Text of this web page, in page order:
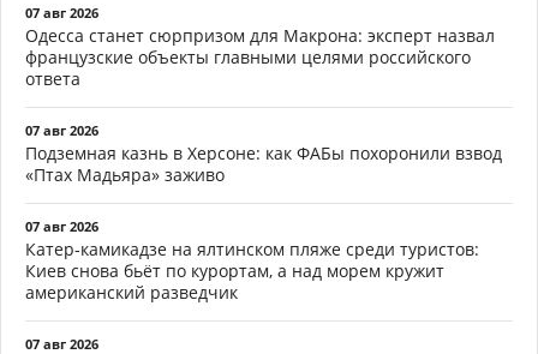
07 авг 2026
Одесса станет сюрпризом для Макрона: эксперт назвал
французские объекты главными целями российского
ответа
07 авг 2026
Подземная казнь в Херсоне: как ФАБы похоронили взвод
«Птах Мадьяра» заживо
07 авг 2026
Катер-камикадзе на ялтинском пляже среди туристов:
Киев снова бьёт по курортам, а над морем кружит
американский разведчик
07 авг 2026